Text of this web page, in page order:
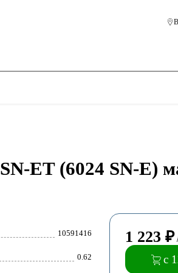
ET (6024 SN-E)
10591416
0.62
1 223 ₽
с